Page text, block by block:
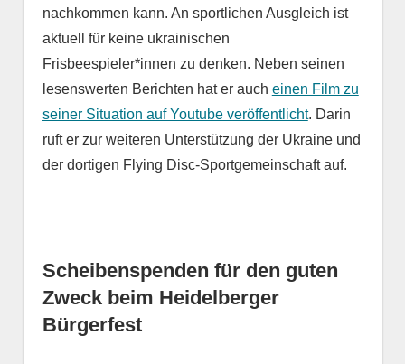
nachkommen kann. An sportlichen Ausgleich ist
aktuell für keine ukrainischen
Frisbeespieler*innen zu denken. Neben seinen
lesenswerten Berichten hat er auch einen Film zu
seiner Situation auf Youtube veröffentlicht. Darin
ruft er zur weiteren Unterstützung der Ukraine und
der dortigen Flying Disc-Sportgemeinschaft auf.
Scheibenspenden für den guten
Zweck beim Heidelberger
Bürgerfest